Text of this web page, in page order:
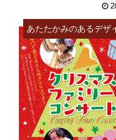
あたたかみのあるデザ